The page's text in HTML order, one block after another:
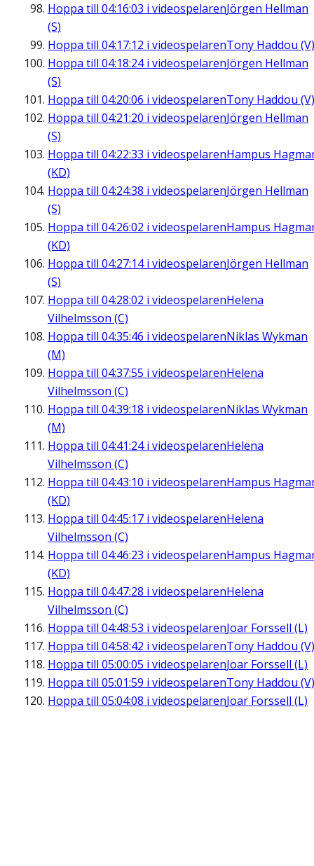
Hoppa till 04:16:03 i videospelarenJörgen Hellman
(S)
Hoppa till 04:17:12 i videospelarenTony Haddou (V)
Hoppa till 04:18:24i videospelarenJörgen Hellman
(S)
Hoppa till 04:20:06 i videospelarenTony Haddou (V)
Hoppa till 04:21:20 i videospelarenJörgen Hellman
(S)
Hoppa till 04:22:33 i videospelarenHampus
(KD)
Hoppa till 04:24:38 i videospelarenJörgen Hellman
(S)
Hoppa till 04:26:02 i videospelarenHampus
(KD)
Hoppa till 04:27:14i videospelarenJörgen Hellman
(S)
Hoppa till 04:28:02 i videospelarenHelena
Vilhelmsson (C)
Hoppa till 04:35:46 i videospelarenNiklas Wykman
(M)
Hoppa till 04:37:55 i videospelarenHelena
Vilhelmsson (C)
Hoppa till 04:39:18 i videospelarenNiklas Wykman
(M)
Hoppa till 04:41:24i videospelarenHelena
Vilhelmsson (C)
Hoppa till 04:43:10 i videospelarenHampus
(KD)
Hoppa till 04:45:17 i videospelarenHelena
Vilhelmsson (C)
Hoppa till 04:46:23 i videospelarenHampus
(KD)
Hoppa till 04:47:28 i videospelarenHelena
Vilhelmsson (C)
Hoppa till 04:48:53 i videospelarenJoar Forssell (L)
Hoppa till 04:58:42 i videospelarenTony Haddou (V)
Hoppa till 05:00:05 i videospelarenJoar Forssell (L)
Hoppa till 05:01:59 i videospelarenTony Haddou (V)
Hoppa till 05:04:08 i videospelarenJoar Forssell (L)